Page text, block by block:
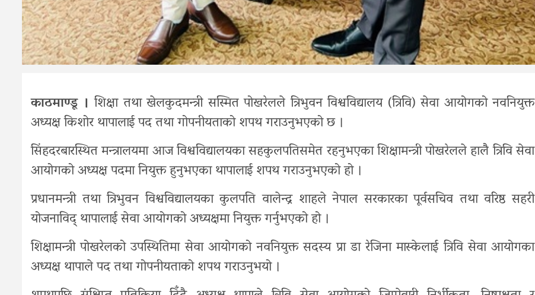
काठमाण्डू । शिक्षा तथा खेलकुदमन्त्री सस्मित पोखरेलले त्रिभुवन विश्वविद्यालय (त्रिवि) सेवा आयोगको नवनियुक्त
अध्यक्ष किशोर थापालाई पद तथा गोपनीयताको शपथ गराउनुभएको छ ।
सिंहदरबारस्थित मन्त्रालयमा आज विश्वविद्यालयका सहकुलपतिसमेत रहनुभएका शिक्षामन्त्री पोखरेलले हालै त्रिवि सेवा
आयोगको अध्यक्ष पदमा नियुक्त हुनुभएका थापालाई शपथ गराउनुभएको हो ।
प्रधानमन्त्री तथा त्रिभुवन विश्वविद्यालयका कुलपति वालेन्द्र शाहले नेपाल सरकारका पूर्वसचिव तथा वरिष्ठ सहरी
योजनाविद् थापालाई सेवा आयोगको अध्यक्षमा नियुक्त गर्नुभएको हो ।
शिक्षामन्त्री पोखरेलको उपस्थितिमा सेवा आयोगको नवनियुक्त सदस्य प्रा डा रेजिना मास्केलाई त्रिवि सेवा आयोगका
अध्यक्ष थापाले पद तथा गोपनीयताको शपथ गराउनुभयो ।